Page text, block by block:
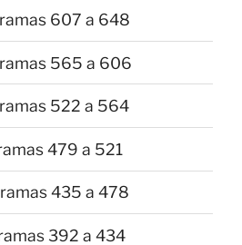
607 a 648
565 a 606
522 a 564
479 a 521
435 a 478
392 a 434